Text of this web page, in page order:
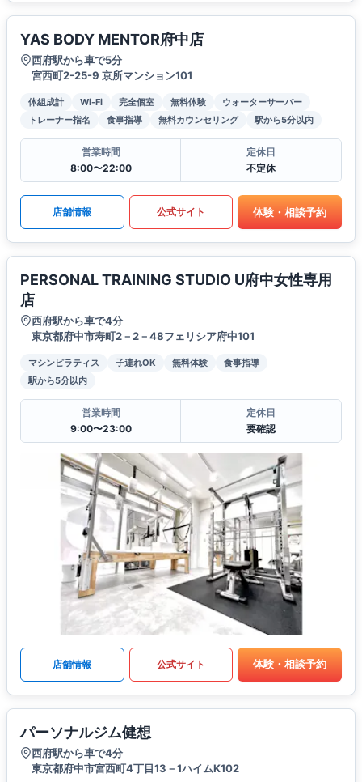
YAS BODY MENTOR府中店
西府駅から車で5分
宮西町2-25-9 京所マンション101
体組成計 Wi-Fi 完全個室 無料体験
ウォーターサーバー
トレーナー指名
食事指導 無料カウンセリング 駅から5分以内
営業時間
8:00〜22:00
定休日
不定休
店舗情報 公式サイト 体験・相談予約
PERSONAL TRAINING STUDIO U府中女性専用
店
西府駅から車で4分
東京都府中市寿町2－2－48フェリシア府中101
マシンピラティス 子連れOK 無料体験
食事指導
駅から5分以内
営業時間
9:00〜23:00
定休日
要確認
店舗情報 公式サイト 体験・相談予約
パーソナルジム健想
西府駅から車で4分
東京都府中市宮西町4丁目13－1ハイムK102